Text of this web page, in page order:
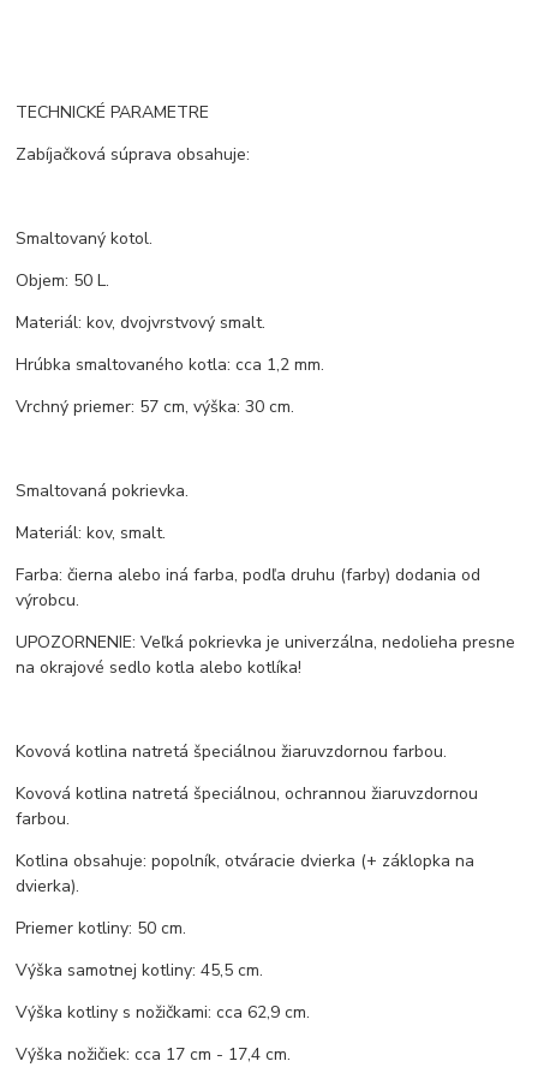
TECHNICKÉ PARAMETRE
Zabíjačková súprava obsahuje:
Smaltovaný kotol.
Objem: 50 L.
Materiál: kov, dvojvrstvový smalt.
Hrúbka smaltovaného kotla: cca 1,2 mm.
Vrchný priemer: 57 cm, výška: 30 cm.
Smaltovaná pokrievka.
Materiál: kov, smalt.
Farba: čierna alebo iná farba, podľa druhu (farby) dodania od
výrobcu.
UPOZORNENIE: Veľká pokrievka je univerzálna, nedolieha presne
na okrajové sedlo kotla alebo kotlíka!
Kovová kotlina natretá špeciálnou žiaruvzdornou farbou.
Kovová kotlina natretá špeciálnou, ochrannou žiaruvzdornou
farbou.
Kotlina obsahuje: popolník, otváracie dvierka (+ záklopka na
dvierka).
Priemer kotliny: 50 cm.
Výška samotnej kotliny: 45,5 cm.
Výška kotliny s nožičkami: cca 62,9 cm.
Výška nožičiek: cca 17 cm - 17,4 cm.